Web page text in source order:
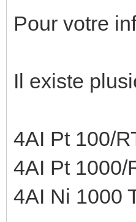
Pour votre
Il existe
4AI Pt 100/
4AI Pt 1000/
4AI Ni 1000